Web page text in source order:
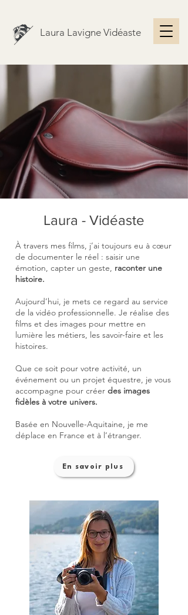
Laura Lavigne Vidéaste
Laura - Vidéaste
À travers mes films, j’ai toujours eu à cœur
de documenter le réel : saisir une
émotion, capter un geste, raconter une
histoire.
Aujourd’hui, je mets ce regard au service
de la vidéo professionnelle. Je réalise des
films et des images pour mettre en
lumière les métiers, les savoir-faire et les
histoires.
Que ce soit pour votre activité, un
événement ou un projet équestre, je vous
accompagne pour créer des images
fidèles à votre univers.
Basée en Nouvelle-Aquitaine, je me
déplace en France et à l’étranger.
En savoir plus